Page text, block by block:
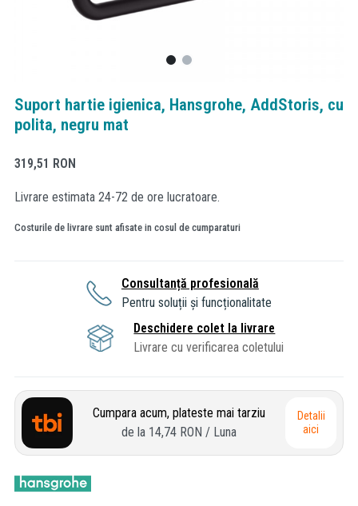
Suport hartie igienica, Hansgrohe, AddStoris, cu
polita, negru mat
319,51 RON
Livrare estimata 24-72 de ore lucratoare.
Costurile de livrare sunt afisate in cosul de cumparaturi
Consultanță profesională
Pentru soluții și funcționalitate
Deschidere colet la livrare
Livrare cu verificarea coletului
Cumpara acum, plateste mai tarziu
de la 14,74 RON / Luna
Detalii
aici